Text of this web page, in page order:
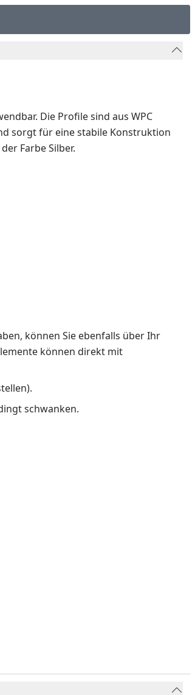
Die Profile sind aus WPC
sorgt für eine stabile Konstruktion
Farbe Silber.
können Sie ebenfalls über Ihr
können direkt mit
schwanken.